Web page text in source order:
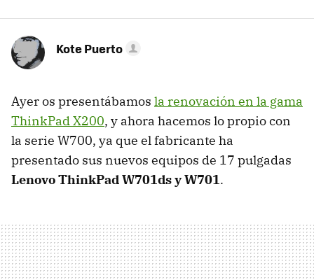
Kote Puerto
Ayer os presentábamos la renovación en la gama
ThinkPad X200, y ahora hacemos lo propio con
la serie W700, ya que el fabricante ha
presentado sus nuevos equipos de 17 pulgadas
Lenovo ThinkPad W701ds y W701.